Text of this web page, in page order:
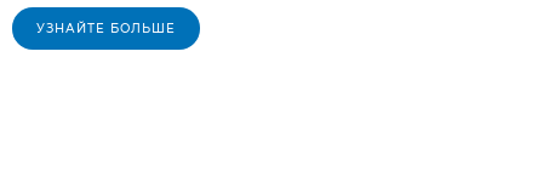
УЗНАЙТЕ БОЛЬШЕ